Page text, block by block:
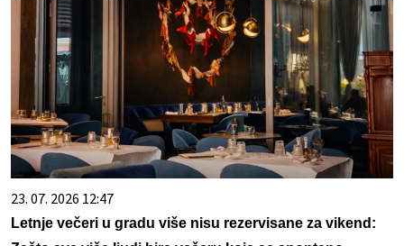
23. 07. 2026 12:47
Letnje večeri u gradu više nisu rezervisane za vikend: